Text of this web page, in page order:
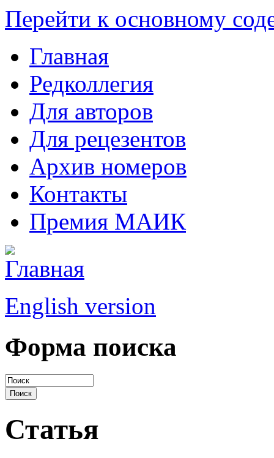
Перейти к основному
Главная
Редколлегия
Для авторов
Для рецезентов
Архив номеров
Контакты
Премия МАИК
English version
Форма поиска
Статья